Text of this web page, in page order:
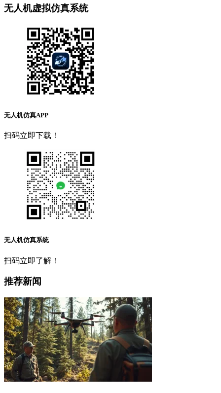
无人机虚拟仿真系统
无人机仿真APP
扫码立即下载！
无人机仿真系统
扫码立即了解！
推荐新闻